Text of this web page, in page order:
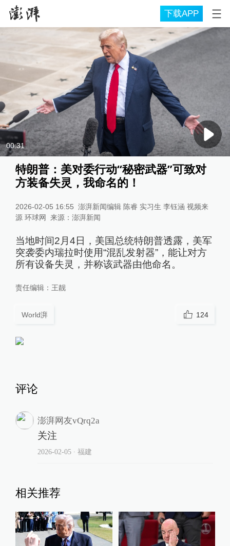
下载APP
00:31
特朗普：美对委行动“秘密武器”可致对
方装备失灵，我命名的！
2026-02-05 16:55 澎湃新闻编辑 陈睿 实习生 李钰涵 视频来
源 环球网 来源： 澎湃新闻
当地时间2月4日，美国总统特朗普透露，美军
突袭委内瑞拉时使用“混乱发射器”，能让对方
所有设备失灵，并称该武器由他命名。
责任编辑： 王靓
World湃 124
评论
澎湃网友vQrq2a
关注
2026-02-05∙ 福建
相关推荐